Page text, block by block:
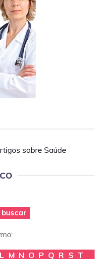
sobre Saúde
buscar
L M N O P Q R S T